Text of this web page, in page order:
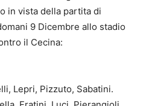
in vista della partita di
9 Dicembre allo stadio
il Cecina:
Lepri, Pizzuto, Sabatini.